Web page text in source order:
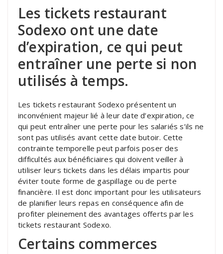
Les tickets restaurant
Sodexo ont une date
d’expiration, ce qui peut
entraîner une perte si non
utilisés à temps.
Les tickets restaurant Sodexo présentent un
inconvénient majeur lié à leur date d’expiration, ce
qui peut entraîner une perte pour les salariés s’ils ne
sont pas utilisés avant cette date butoir. Cette
contrainte temporelle peut parfois poser des
difficultés aux bénéficiaires qui doivent veiller à
utiliser leurs tickets dans les délais impartis pour
éviter toute forme de gaspillage ou de perte
financière. Il est donc important pour les utilisateurs
de planifier leurs repas en conséquence afin de
profiter pleinement des avantages offerts par les
tickets restaurant Sodexo.
Certains commerces